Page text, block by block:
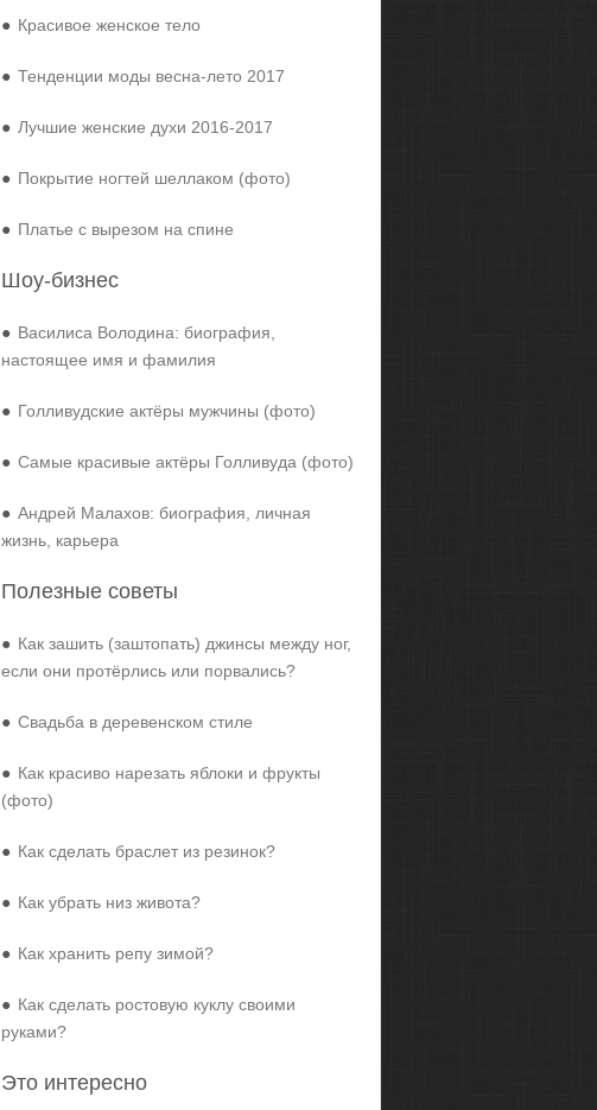
● Красивое женское тело
● Тенденции моды весна-лето 2017
● Лучшие женские духи 2016-2017
● Покрытие ногтей шеллаком (фото)
● Платье с вырезом на спине
Шоу-бизнес
● Василиса Володина: биография,
настоящее имя и фамилия
● Голливудские актёры мужчины (фото)
● Самые красивые актёры Голливуда (фото)
● Андрей Малахов: биография, личная
жизнь, карьера
Полезные советы
● Как зашить (заштопать) джинсы между ног,
если они протёрлись или порвались?
● Свадьба в деревенском стиле
● Как красиво нарезать яблоки и фрукты
(фото)
● Как сделать браслет из резинок?
● Как убрать низ живота?
● Как хранить репу зимой?
● Как сделать ростовую куклу своими
руками?
Это интересно